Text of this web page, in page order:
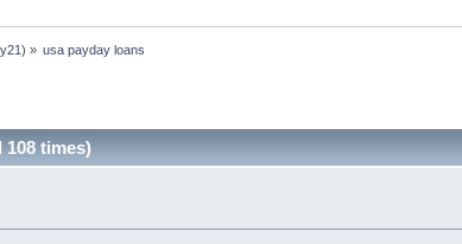
) » usa payday loans
108 times)